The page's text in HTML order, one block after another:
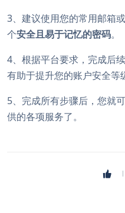
3、建议使用您的常用邮箱
个安全且易于记忆的密码。
4、根据平台要求，完成后
有助于提升您的账户安全等
5、完成所有步骤后，您就
供的各项服务了。